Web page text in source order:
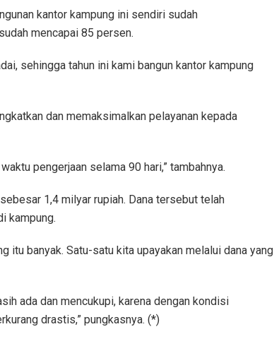
kantor kampung ini sendiri sudah
mencapai 85 persen.
sehingga tahun ini kami bangun kantor kampung
dan memaksimalkan pelayanan kepada
pengerjaan selama 90 hari,” tambahnya.
1,4 milyar rupiah. Dana tersebut telah
kampung.
itu banyak. Satu-satu kita upayakan melalui dana yang
ada dan mencukupi, karena dengan kondisi
drastis,” pungkasnya. (*)